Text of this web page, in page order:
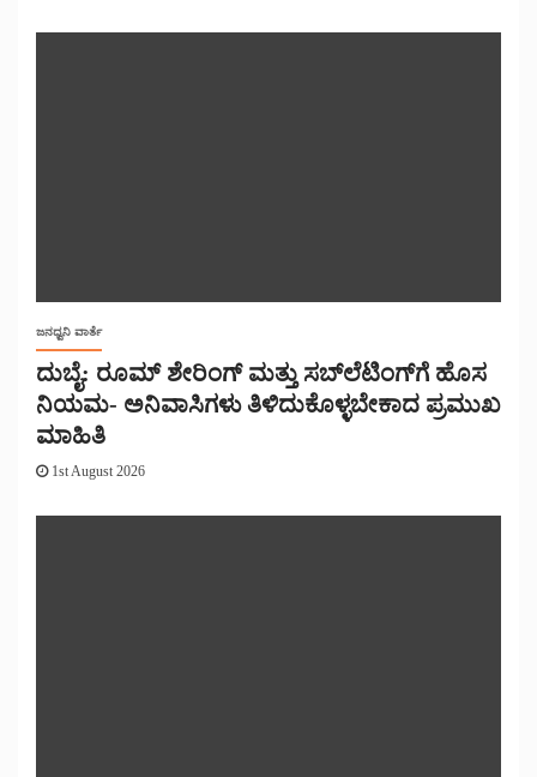
ಜನಧ್ವನಿ ವಾರ್ತೆ
ದುಬೈ: ರೂಮ್ ಶೇರಿಂಗ್ ಮತ್ತು ಸಬ್‌ಲೆಟಿಂಗ್‌ಗೆ ಹೊಸ
ನಿಯಮ- ಅನಿವಾಸಿಗಳು ತಿಳಿದುಕೊಳ್ಳಬೇಕಾದ ಪ್ರಮುಖ
ಮಾಹಿತಿ
1st August 2026